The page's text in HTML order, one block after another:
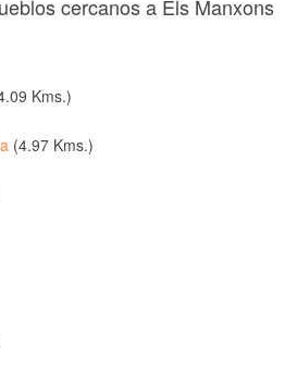
cercanos a Els Manxons
Kms.)
(4.97 Kms.)